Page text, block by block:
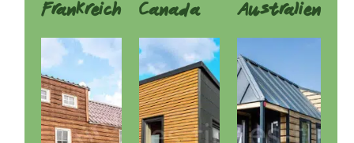
Frankreich
Canada
Australien